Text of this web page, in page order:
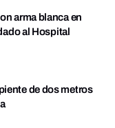
arma blanca en
al Hospital
de dos metros